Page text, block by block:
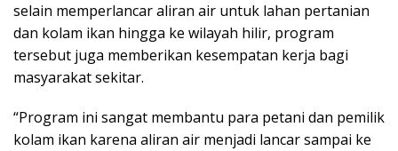
selain memperlancar aliran air untuk lahan pertanian
dan kolam ikan hingga ke wilayah hilir, program
tersebut juga memberikan kesempatan kerja bagi
masyarakat sekitar.
“Program ini sangat membantu para petani dan pemilik
kolam ikan karena aliran air menjadi lancar sampai ke